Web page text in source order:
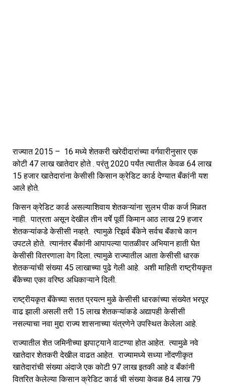
राज्यात 2015 – 16 मध्ये शेतकरी खरेदीदारांच्या वर्गवारीनुसार एक
कोटी 47 लाख खातेदार होते . परंतु 2020 पर्यंत त्यातील केवळ 64 लाख
15 हजार खातेदारांना केसीसी किसान क्रेडिट कार्ड देण्यात बँकांनी यश
आले होते.
किसन क्रेडिट कार्ड असल्याशिवाय शेतकऱ्यांना सुलभ पीक कर्ज मिळत
नाही. पात्रता असून देखील तीन वर्षे पूर्वी किमान आठ लाख 29 हजार
शेतकऱ्यांकडे केसीसी नव्हते. त्यामुळे रिझर्व बँकेने सर्वच बॅंकाचे कान
उपटले होते. त्यानंतर बँकांनी आपापल्या पातळीवर अभियान हाती घेत
केसीसी वितरणाला वेग दिला. त्यामुळे राज्यातील आता केसीसी धारक
शेतकऱ्यांची संख्या 45 लाखाच्या पुढे गेली आहे. अशी माहिती राष्ट्रीयकृत
बँकेच्या एका वरिष्ठ अधिकाऱ्याने दिली.
राष्ट्रीयकृत बँकेच्या सतत प्रयत्न मुळे केसीसी धारकांच्या संख्येत भरपूर
वाढ झाली असली तरी 15 लाख शेतकऱ्यांकडे अद्यापही केसीसी
नसल्याचा नवा मुद्दा राज्य शासनाच्या यंत्रणेने उपस्थित केलेला आहे.
राज्यातील शेत जमिनीच्या झपाट्याने वाटण्या होत आहेत. त्यामुळे नवे
खातेदार शेतकरी देखील वाढत आहेत. राज्यामध्ये सध्या नोंदणीकृत
खातेदारांची संख्या अंदाजे एक कोटी 97 लाख इतकी आहे व बँकांनी
वितरित केलेल्या किसान क्रेडिट कार्ड ची संख्या केवळ 84 लाख 79